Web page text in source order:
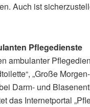
Auch ist
Pflegedienste
ambulanter
„Große
Darm- und
das Internetportal